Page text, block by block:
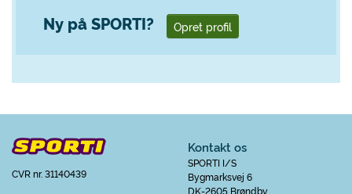
Ny på SPORTI? Opret profil
CVR nr. 31140439
Kontakt os
SPORTI I/S
Bygmarksvej 6
DK-2605 Brøndby